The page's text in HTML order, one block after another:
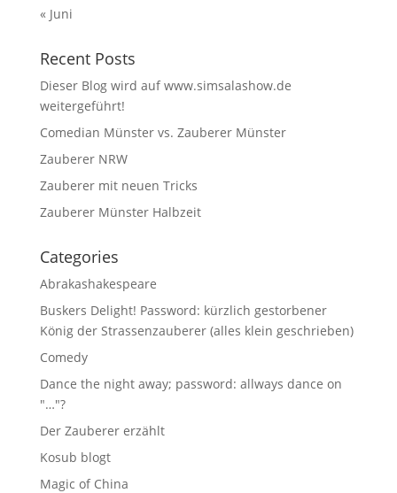
« Juni
Recent Posts
Dieser Blog wird auf www.simsalashow.de
weitergeführt!
Comedian Münster vs. Zauberer Münster
Zauberer NRW
Zauberer mit neuen Tricks
Zauberer Münster Halbzeit
Categories
Abrakashakespeare
Buskers Delight! Password: kürzlich gestorbener
König der Strassenzauberer (alles klein geschrieben)
Comedy
Dance the night away; password: allways dance on
"…"?
Der Zauberer erzählt
Kosub blogt
Magic of China